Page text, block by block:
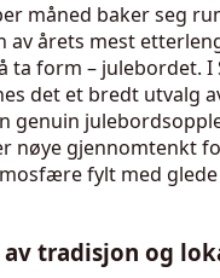
måned baker seg
av årets mest
ta form – julebordet. I
det et bredt utvalg
genuin
nøye gjennomtenkt
fylt med
av tradisjon og